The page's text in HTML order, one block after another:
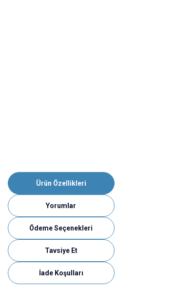
Ürün Özellikleri
Yorumlar
Ödeme Seçenekleri
Tavsiye Et
İade Koşulları